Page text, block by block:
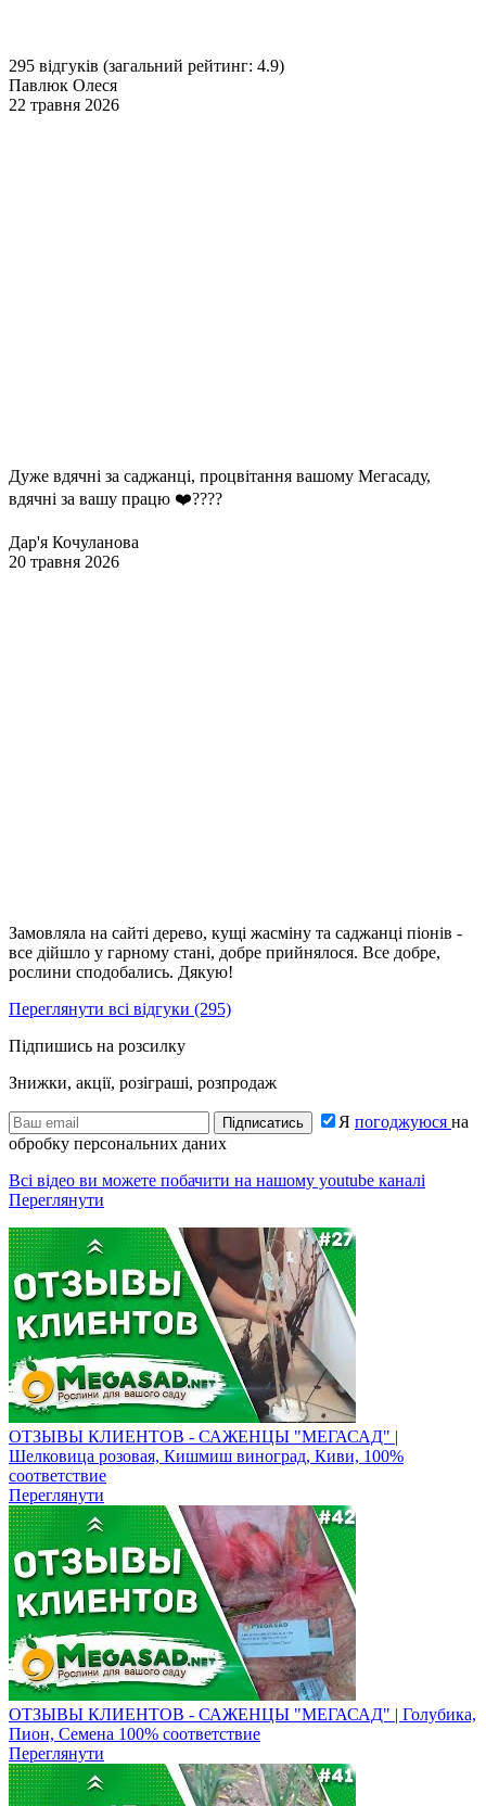
295 відгуків (загальний рейтинг: 4.9)
Павлюк Олеся
22 травня 2026
Дуже вдячні за саджанці, процвітання вашому Мегасаду,
вдячні за вашу працю ❤️????
Дар'я Кочуланова
20 травня 2026
Замовляла на сайті дерево, кущі жасміну та саджанці піонів -
все дійшло у гарному стані, добре прийнялося. Все добре,
рослини сподобались. Дякую!
Переглянути всі відгуки (295)
Підпишись на розсилку
Знижки, акції, розіграші, розпродаж
Підписатись Я погоджуюся на
обробку персональних даних
Всі відео ви можете побачити на нашому youtube каналі
Переглянути
ОТЗЫВЫ КЛИЕНТОВ - САЖЕНЦЫ "МЕГАСАД" |
Шелковица розовая, Кишмиш виноград, Киви, 100%
соответствие
Переглянути
ОТЗЫВЫ КЛИЕНТОВ - САЖЕНЦЫ "МЕГАСАД" | Голубика,
Пион, Семена 100% соответствие
Переглянути